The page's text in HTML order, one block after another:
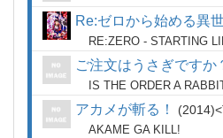
Re:ゼロから始める異
RE:ZERO - STARTING
ご注文はうさぎですか
IS THE ORDER A
アカメが斬る！ 2014
AKAME GA KILL!